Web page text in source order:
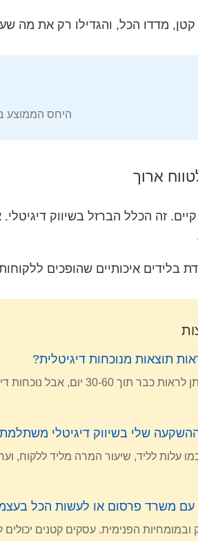
קטן, מדדו הכל, והגדילו רק את מה
היחס הממוצע
ארוך
זה הכלל הברזל בשיווק
בלידים איכותיים שהופכים
תוצאות מנוכחות דיגיטלית?
נבנית על פני 6-12 חודשים. המפתח הוא עקביות ושיפור מתמיד.
ההשקעה שלי בשיווק דיגיטלי
עלות לליד, שיעור המרה מליד ללקוח,
עם משרד פרסום או לעשות הכל
הפנימית. עסקים קטנים יכולים להתחיל בעצמם, אבל כשהתקציב